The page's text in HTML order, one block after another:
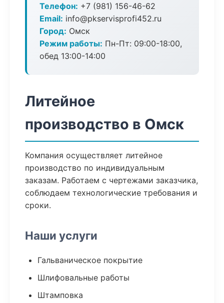
Телефон: +7 (981) 156-46-62
Email: info@pkservisprofi452.ru
Город: Омск
Режим работы: Пн-Пт: 09:00-18:00,
обед 13:00-14:00
Литейное
производство в Омск
Компания осуществляет литейное
производство по индивидуальным
заказам. Работаем с чертежами заказчика,
соблюдаем технологические требования и
сроки.
Наши услуги
Гальваническое покрытие
Шлифовальные работы
Штамповка